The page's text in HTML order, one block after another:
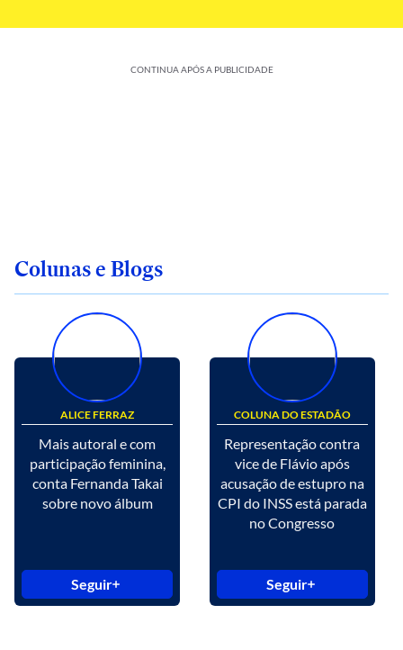
CONTINUA APÓS A PUBLICIDADE
Colunas e Blogs
ALICE FERRAZ
Mais autoral e com
participação feminina,
conta Fernanda Takai
sobre novo álbum
Seguir
COLUNA DO ESTADÃO
Representação contra
vice de Flávio após
acusação de estupro na
CPI do INSS está parada
no Congresso
Seguir